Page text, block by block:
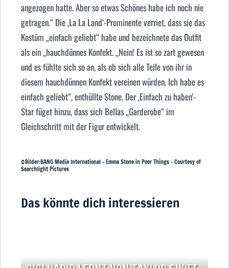
angezogen hatte. Aber so etwas Schönes habe ich noch nie
getragen.“ Die ‚La La Land‘-Prominente verriet, dass sie das
Kostüm „einfach geliebt“ habe und bezeichnete das Outfit
als ein „hauchdünnes Konfekt. „Nein! Es ist so zart gewesen
und es fühlte sich so an, als ob sich alle Teile von ihr in
diesem hauchdünnen Konfekt vereinen würden. Ich habe es
einfach geliebt“, enthüllte Stone. Der ‚Einfach zu haben‘-
Star füget hinzu, dass sich Bellas „Garderobe“ im
Gleichschritt mit der Figur entwickelt.
©Bilder:BANG Media International – Emma Stone in Poor Things – Courtesy of
Searchlight Pictures
Das könnte dich interessieren